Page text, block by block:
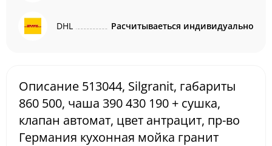
DHL Расчитываеться индивидуально
Описание 513044, Silgranit, габариты
860 500, чаша 390 430 190 + сушка,
клапан автомат, цвет антрацит, пр-во
Германия кухонная мойка гранит